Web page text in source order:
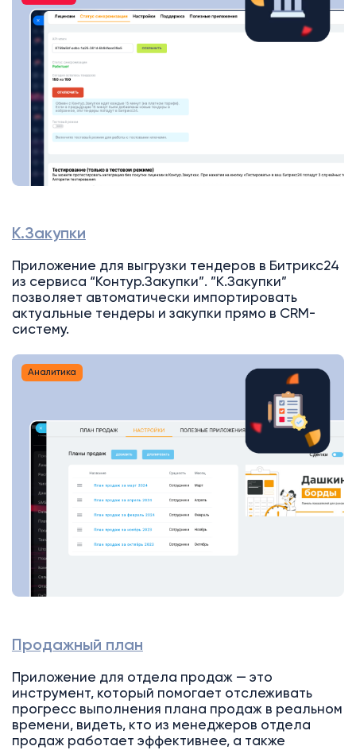
К.Закупки
Приложение для выгрузки тендеров в Битрикс24
из сервиса “Контур.Закупки”. ”К.Закупки”
позволяет автоматически импортировать
актуальные тендеры и закупки прямо в CRM-
систему.
Аналитика
Продажный план
Приложение для отдела продаж — это
инструмент, который помогает отслеживать
прогресс выполнения плана продаж в реальном
времени, видеть, кто из менеджеров отдела
продаж работает эффективнее, а также